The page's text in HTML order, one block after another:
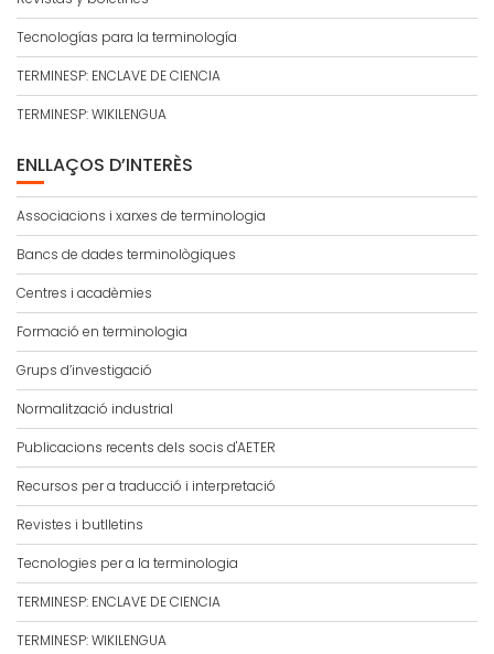
Tecnologías para la terminología
TERMINESP: ENCLAVE DE CIENCIA
TERMINESP: WIKILENGUA
ENLLAÇOS D’INTERÈS
Associacions i xarxes de terminologia
Bancs de dades terminològiques
Centres i acadèmies
Formació en terminologia
Grups d’investigació
Normalització industrial
Publicacions recents dels socis d'AETER
Recursos per a traducció i interpretació
Revistes i butlletins
Tecnologies per a la terminologia
TERMINESP: ENCLAVE DE CIENCIA
TERMINESP: WIKILENGUA